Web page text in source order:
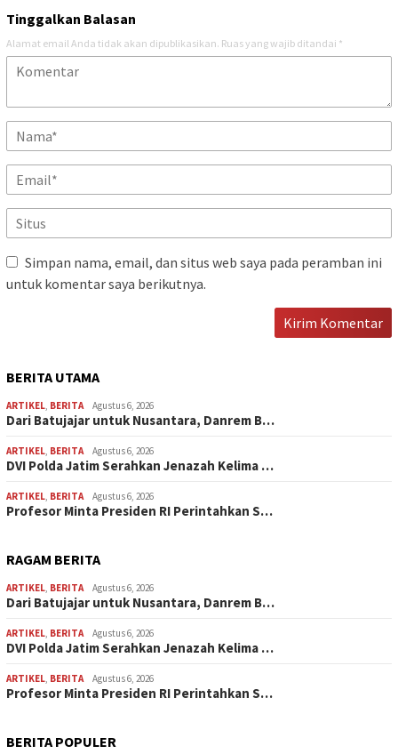
Tinggalkan Balasan
Alamat email Anda tidak akan dipublikasikan. Ruas yang wajib ditandai *
Simpan nama, email, dan situs web saya pada peramban ini
untuk komentar saya berikutnya.
BERITA UTAMA
ARTIKEL, BERITA Agustus 6, 2026
Dari Batujajar untuk Nusantara, Danrem B…
ARTIKEL, BERITA Agustus 6, 2026
DVI Polda Jatim Serahkan Jenazah Kelima …
ARTIKEL, BERITA Agustus 6, 2026
Profesor Minta Presiden RI Perintahkan S…
RAGAM BERITA
ARTIKEL, BERITA Agustus 6, 2026
Dari Batujajar untuk Nusantara, Danrem B…
ARTIKEL, BERITA Agustus 6, 2026
DVI Polda Jatim Serahkan Jenazah Kelima …
ARTIKEL, BERITA Agustus 6, 2026
Profesor Minta Presiden RI Perintahkan S…
BERITA POPULER